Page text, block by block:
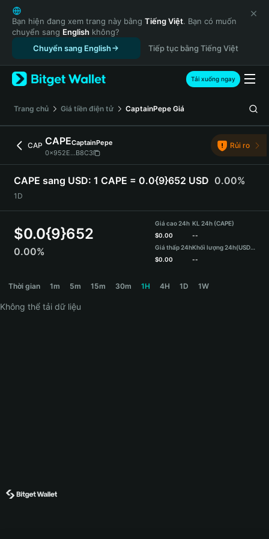
English
日本語
Tiếng Việt
Русский
Español (Latinoamérica)
Türkçe
Français
Deutsch
繁體中文
Português (Portugal)
Bahasa Indonesia
ภาษาไทย
हिन्दी
Español
Português (Brasil)
Bạn hiện đang xem trang này bằng Tiếng Việt. Bạn có muốn
chuyển sang English không?
Chuyển sang English
Tiếp tục bằng Tiếng Việt
Tải xuống ngay
‌Trang chủ Giá tiền điện tử CaptainPepe Giá
CAP CAPECaptainPepe
0x952E...B8C3
Rủi ro
CAPE sang USD: 1 CAPE = 0.0{9}652 USD 0.00%
1D
$0.0{9}652
0.00%
Giá cao 24h
$0.00
Giá thấp 24h
$0.00
KL 24h (CAPE)
--
Khối lượng 24h(USDT)
--
Thời gian 1m 5m 15m 30m 1H 4H 1D 1W
Không thể tải dữ liệu